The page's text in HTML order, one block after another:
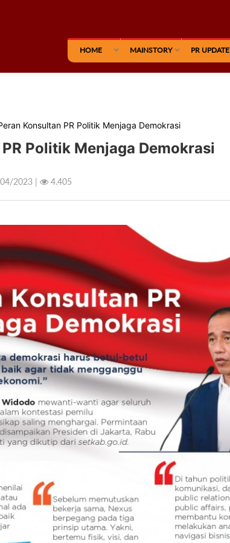
HOME MAINSTORY PR UPDATE
Konsultan PR Politik Menjaga Demokrasi
Politik Menjaga Demokrasi
2023 | 4.405